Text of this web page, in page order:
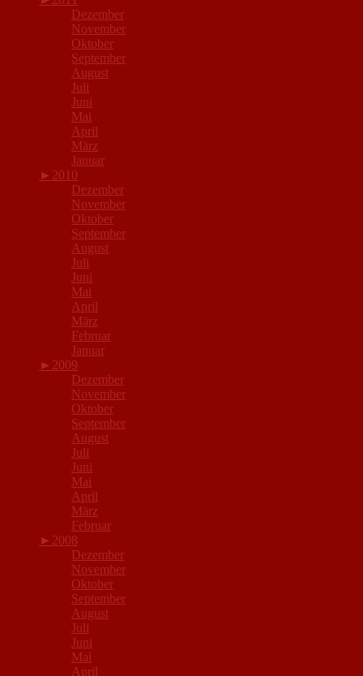
Dezember
November
Oktober
September
August
Juli
Juni
Mai
April
März
Januar
► 2010
Dezember
November
Oktober
September
August
Juli
Juni
Mai
April
März
Februar
Januar
► 2009
Dezember
November
Oktober
September
August
Juli
Juni
Mai
April
März
Februar
► 2008
Dezember
November
Oktober
September
August
Juli
Juni
Mai
April